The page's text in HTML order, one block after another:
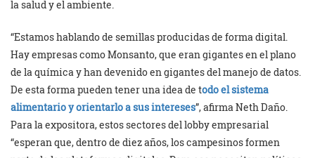
la salud y el ambiente.
“Estamos hablando de semillas producidas de forma digital.
Hay empresas como Monsanto, que eran gigantes en el plano
de la química y han devenido en gigantes del manejo de datos.
De esta forma pueden tener una idea de todo el sistema
alimentario y orientarlo a sus intereses”, afirma Neth Daño.
Para la expositora, estos sectores del lobby empresarial
“esperan que, dentro de diez años, los campesinos formen